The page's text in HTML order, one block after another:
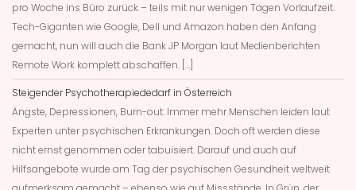
pro Woche ins Büro zurück – teils mit nur wenigen Tagen Vorlaufzeit.
Tech-Giganten wie Google, Dell und Amazon haben den Anfang
gemacht, nun will auch die Bank JP Morgan laut Medienberichten
Remote Work komplett abschaffen. […]
Steigender Psychotherapiededarf in Österreich
Ängste, Depressionen, Burn-out: Immer mehr Menschen leiden laut
Experten unter psychischen Erkrankungen. Doch oft werden diese
nicht ernst genommen oder tabuisiert. Darauf und auch auf
Hilfsangebote wurde am Tag der psychischen Gesundheit weltweit